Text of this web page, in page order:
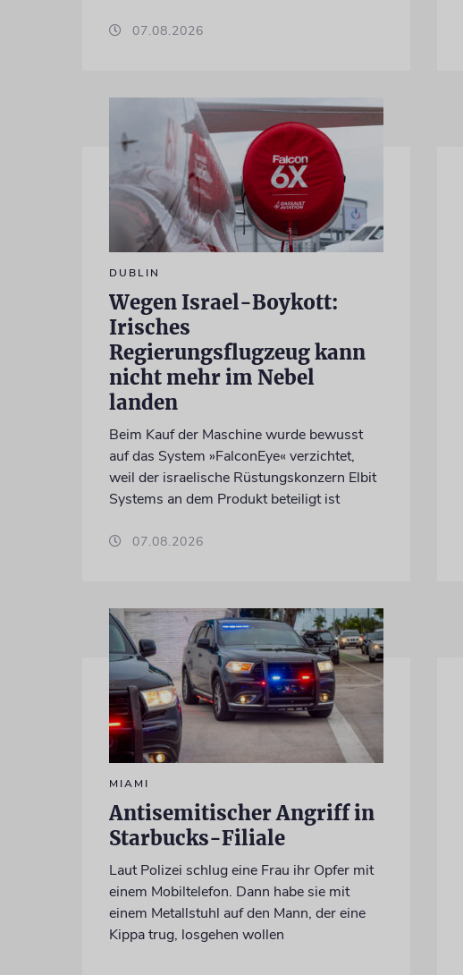
07.08.2026
DUBLIN
Wegen Israel-Boykott:
Irisches
Regierungsflugzeug kann
nicht mehr im Nebel
landen
Beim Kauf der Maschine wurde bewusst
auf das System »FalconEye« verzichtet,
weil der israelische Rüstungskonzern Elbit
Systems an dem Produkt beteiligt ist
07.08.2026
MIAMI
Antisemitischer Angriff in
Starbucks-Filiale
Laut Polizei schlug eine Frau ihr Opfer mit
einem Mobiltelefon. Dann habe sie mit
einem Metallstuhl auf den Mann, der eine
Kippa trug, losgehen wollen